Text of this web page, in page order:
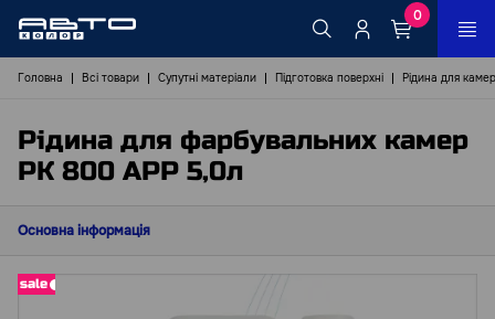
0
Головна Всі товари Супутні матеріали Підготовка поверхні Рідина для камер
Рідина для фарбувальних камер
РК 800 АРР 5,0л
Основна інформація
sale